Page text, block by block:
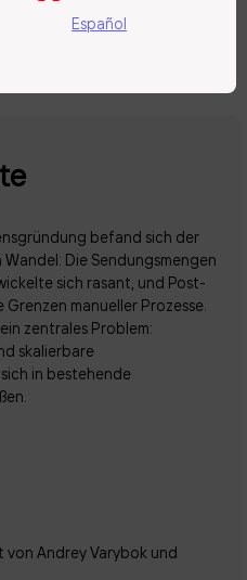
befand sich der
Die Sendungsmengen
sich rasant, und Post-
manueller Prozesse.
zentrales Problem:
skalierbare
in bestehende
von Andrey Varybok und
Español